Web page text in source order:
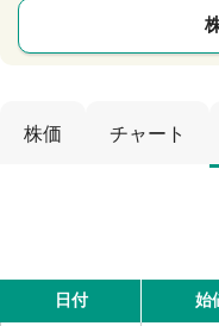
株価 チャート
日付 始